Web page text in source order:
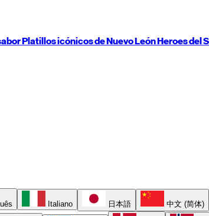
Platillos icónicos deNuevo LeónHeroes del
Italiano 日本語 中文 (简体)